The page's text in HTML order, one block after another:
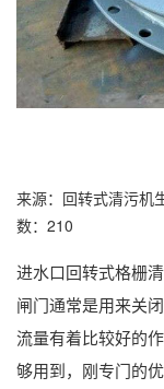
来源：回转式清污
数：210
进水口回转式格栅
闸门通常是用来关
流量有着比较好的
够用到，刚专门的